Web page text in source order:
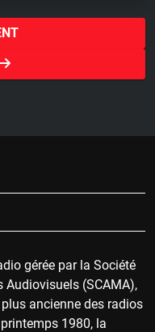
gérée par la Société
Audiovisuels (SCAMA),
ancienne des radios
1980, la